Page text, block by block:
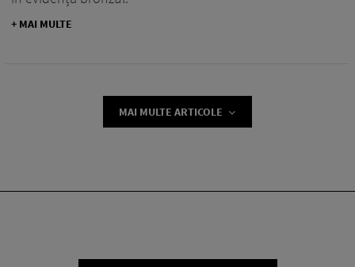
+ MAI MULTE
MAI MULTE ARTICOLE